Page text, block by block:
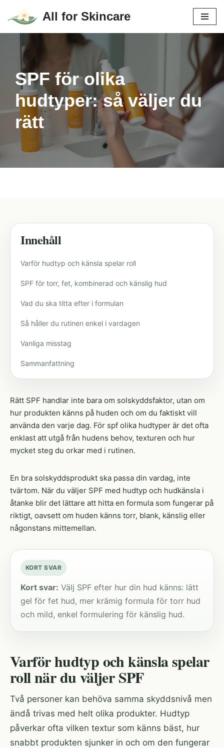
Hoppa
innehåll
All for Skincare
SPF för olika
hudtyper: så väljer du
rätt
Innehåll
Varför hudtyp och känsla spelar roll
SPF för torr, fet, kombinerad och känslig hud
Vad du ska titta efter i formulan
Så håller du rutinen enkel i vardagen
Vanliga misstag
Sammanfattning
Rätt SPF handlar inte bara om solskyddsfaktor, utan om
hur produkten känns på huden och om du faktiskt vill
använda den varje dag. För spf olika hudtyper är det ofta
enklast att utgå från hudens behov, texturen och hur
mycket steg du orkar med i rutinen.
En bra solskyddsprodukt ska passa din vardag, inte
tvärtom. När du väljer SPF med hudtyp och hudkänsla i
åtanke blir det lättare att hitta en formula som fungerar på
riktigt, oavsett om huden känns torr, blank, känslig eller
någonstans mittemellan.
KORT SVAR
Kort svar: Välj SPF efter hur din hud känns: lätt
gel för fet hud, mer krämig formula för torr hud
och mild, enkel formulering för känslig hud.
Varför hudtyp och känsla spelar
roll när du väljer SPF
Två personer kan behöva samma skyddsnivå men
ändå trivas med helt olika produkter. Hudtyp
påverkar ofta vilken textur som känns bäst, hur
snabbt produkten sjunker in och om den fungerar